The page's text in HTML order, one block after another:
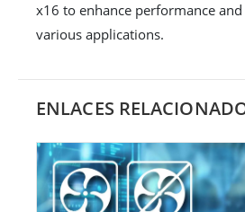
x16 to enhance performance
various applications.
ENLACES